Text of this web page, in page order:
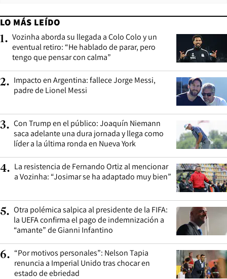
LO MÁS LEÍDO
1. Vozinha aborda su llegada a Colo Colo y un
eventual retiro: “He hablado de parar, pero
tengo que pensar con calma”
2. Impacto en Argentina: fallece Jorge Messi,
padre de Lionel Messi
3. Con Trump en el público: Joaquín Niemann
saca adelante una dura jornada y llega como
líder a la última ronda en Nueva York
4. La resistencia de Fernando Ortiz al mencionar
a Vozinha: “Josimar se ha adaptado muy bien”
5. Otra polémica salpica al presidente de la FIFA:
la UEFA confirma el pago de indemnización a
“amante” de Gianni Infantino
6. “Por motivos personales”: Nelson Tapia
renuncia a Imperial Unido tras chocar en
estado de ebriedad